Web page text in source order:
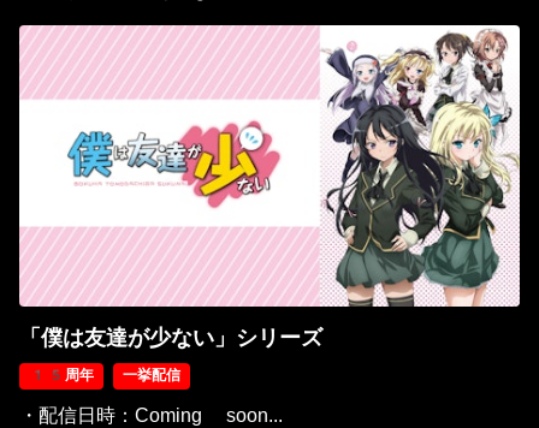
「僕は友達が少ない」シリーズ
15周年 一挙配信
・配信日時：Coming soon...